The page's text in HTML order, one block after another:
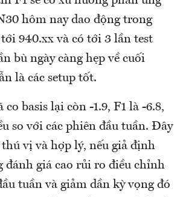
hôm nay dao động trong
940.xx và có tới 3 lần test
bù ngày càng hẹp về cuối
là các setup tốt.
co basis lại còn -1.9, F1 là -6.8,
so với các phiên đầu tuần. Đây
vị và hợp lý, nếu giả định
đánh giá cao rủi ro điều chỉnh
tuần và giảm dần kỳ vọng đó